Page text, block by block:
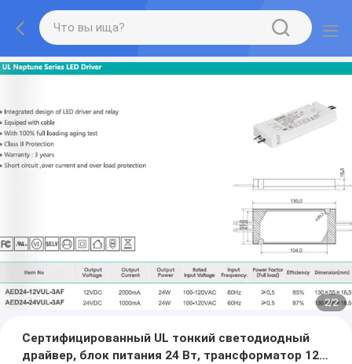
2/2
Сертифицированный UL тонкий светодиодный
драйвер, блок питания 24 Вт, трансформатор 120